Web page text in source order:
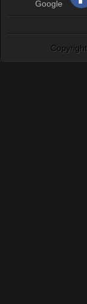
hình ảnh sắc nét